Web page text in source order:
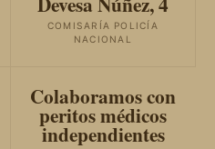
COMISARÍA POLICÍA
NACIONAL
Colaboramos con
peritos médicos
independientes